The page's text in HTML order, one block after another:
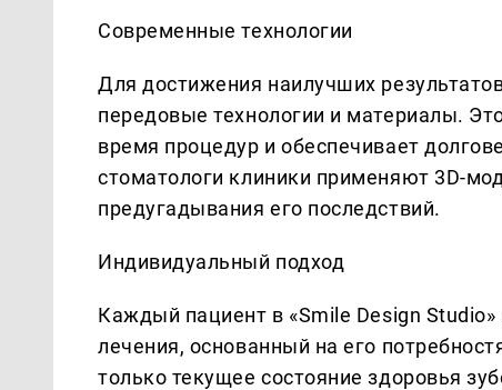
Современные технологии
Для достижения наилучших
передовые технологии и материалы.
время процедур и обеспечивает
стоматологи клиники применяют 3D-
предугадывания его последствий.
Индивидуальный подход
Каждый пациент в «Smile Design
лечения, основанный на его
только текущее состояние здоровья